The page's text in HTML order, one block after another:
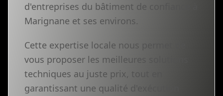
d'entreprises du bâtiment de confiance à
Marignane et ses environs.
Cette expertise locale nous permet de
vous proposer les meilleures solutions
techniques au juste prix, tout en
garantissant une qualité d'exécution